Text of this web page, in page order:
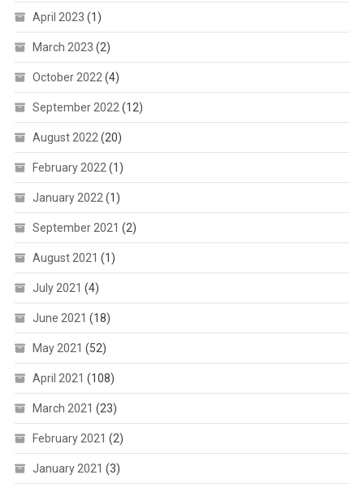
April 2023 (1)
March 2023 (2)
October 2022 (4)
September 2022 (12)
August 2022 (20)
February 2022 (1)
January 2022 (1)
September 2021 (2)
August 2021 (1)
July 2021 (4)
June 2021 (18)
May 2021 (52)
April 2021 (108)
March 2021 (23)
February 2021 (2)
January 2021 (3)